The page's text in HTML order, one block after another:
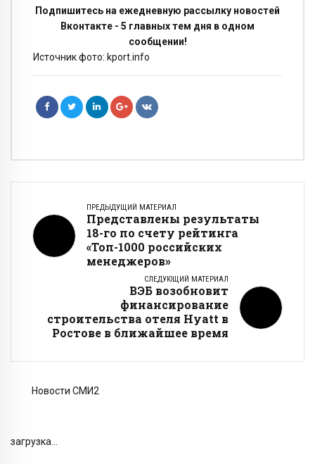
Подпишитесь на ежедневную рассылку новостей
Вконтакте - 5 главных тем дня в одном
сообщении!
Источник фото: kport.info
ПРЕДЫДУЩИЙ МАТЕРИАЛ
Представлены результаты
18-го по счету рейтинга
«Топ-1000 российских
менеджеров»
СЛЕДУЮЩИЙ МАТЕРИАЛ
ВЭБ возобновит
финансирование
строительства отеля Hyatt в
Ростове в ближайшее время
Новости СМИ2
загрузка...